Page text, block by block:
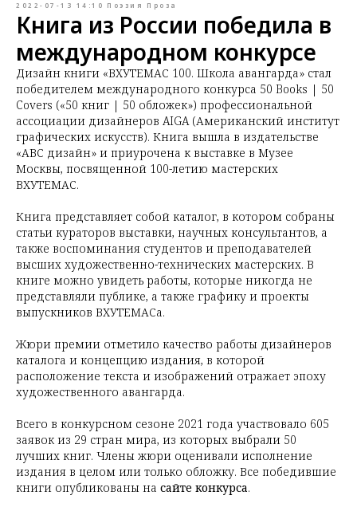
2022-07-13 14:10 Поэзия Проза
Книга из России победила в
международном конкурсе
Дизайн книги «ВХУТЕМАС 100. Школа авангарда» стал
победителем международного конкурса 50 Books | 50
Covers («50 книг | 50 обложек») профессиональной
ассоциации дизайнеров AIGA (Американский институт
графических искусств). Книга вышла в издательстве
«АВС дизайн» и приурочена к выставке в Музее
Москвы, посвященной 100-летию мастерских
ВХУТЕМАС.
Книга представляет собой каталог, в котором собраны
статьи кураторов выставки, научных консультантов, а
также воспоминания студентов и преподавателей
высших художественно-технических мастерских. В
книге можно увидеть работы, которые никогда не
представляли публике, а также графику и проекты
выпускников ВХУТЕМАСа.
Жюри премии отметило качество работы дизайнеров
каталога и концепцию издания, в которой
расположение текста и изображений отражает эпоху
художественного авангарда.
Всего в конкурсном сезоне 2021 года участвовало 605
заявок из 29 стран мира, из которых выбрали 50
лучших книг. Члены жюри оценивали исполнение
издания в целом или только обложку. Все победившие
книги опубликованы на сайте конкурса.